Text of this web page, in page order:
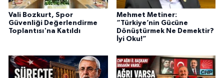
Vali Bozkurt, Spor
Güvenliği Değerlendirme
Toplantısı'na Katıldı
Mehmet Metiner:
“Türkiye’nin Gücüne
Dönüştürmek Ne Demektir?
İyi Oku!”